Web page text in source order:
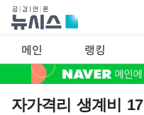
메인 랭킹
자가격리 생계비